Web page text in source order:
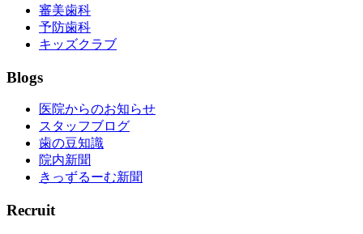
審美歯科
予防歯科
キッズクラブ
Blogs
医院からのお知らせ
スタッフブログ
歯の豆知識
院内新聞
きっずるーむ新聞
Recruit